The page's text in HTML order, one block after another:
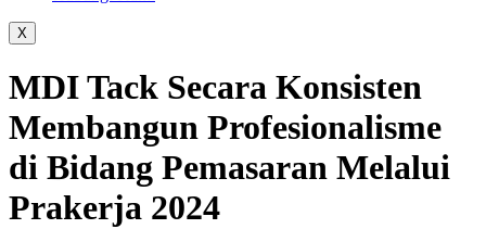
X
MDI Tack Secara Konsisten
Membangun Profesionalisme
di Bidang Pemasaran Melalui
Prakerja 2024